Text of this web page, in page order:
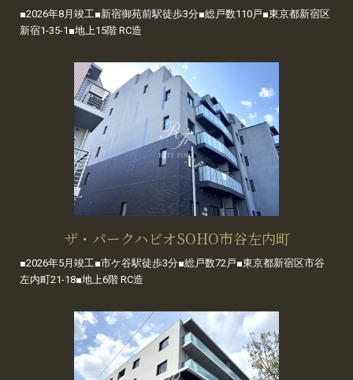
■2026年8月竣工■新宿御苑前駅徒歩3分■総戸数110戸■東京都新宿区
新宿1-35-1■地上15階 RC造
ザ・パークハビオSOHO市谷左内町
■2026年5月竣工■市ケ谷駅徒歩3分■総戸数72戸■東京都新宿区市谷
左内町21-18■地上6階 RC造